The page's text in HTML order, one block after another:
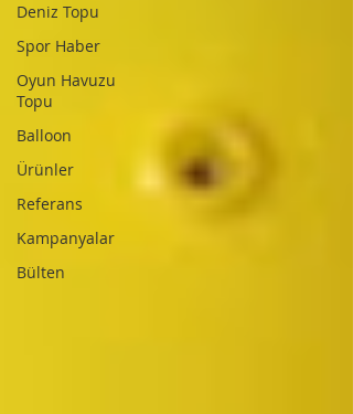
Deniz Topu
Spor Haber
Oyun Havuzu
Topu
Balloon
Ürünler
Referans
Kampanyalar
Bülten